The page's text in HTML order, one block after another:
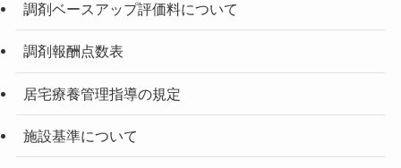
調剤ベースアップ評価料について
調剤報酬点数表
居宅療養管理指導の規定
施設基準について